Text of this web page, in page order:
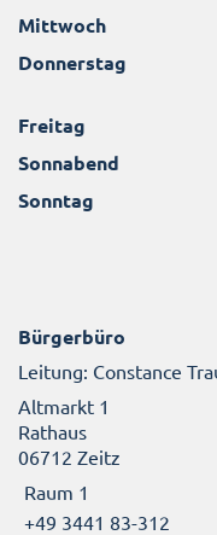
Mittwoch
Donnerstag
Freitag
Sonnabend
Sonntag
Bürgerbüro
Leitung: Constance
Altmarkt 1
Rathaus
06712 Zeitz
Raum 1
+49 3441 83-312